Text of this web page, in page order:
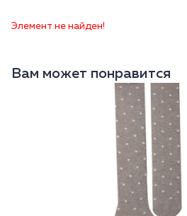
Элемент не найден!
Вам может понравится